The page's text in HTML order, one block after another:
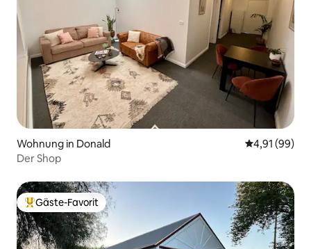
Wohnung in Donald
4,91 (99)
Der Shop
Beliebter Gäste-Favorit.
Gäste-Favorit